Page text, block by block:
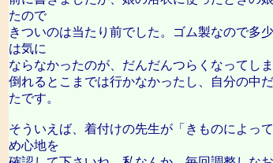
たので
きついのは当たり前でした。ゴム製なので多
は気に
ならなかったのが、だんだんつらくなってし
倒れるとこまでは行かなかったし、自分の中
たです。
そういえば、着付けの先生が「きものによっ
め心地を